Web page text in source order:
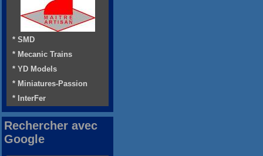
* SMD
* Mecanic Trains
* YD Models
* Miniatures-Passion
* InterFer
Rechercher avec
Google